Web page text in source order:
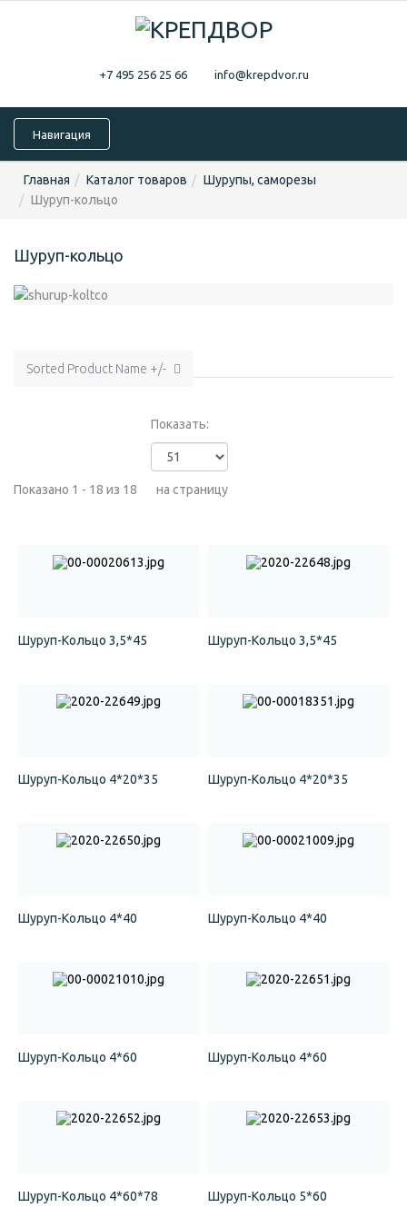
+7 495 256 25 66 info@krepdvor.ru
Навигация
Главная Каталог товаров
Шурупы, саморезы
Шуруп-кольцо
Шуруп-кольцо
Sorted Product Name +/-
Показано 1 - 18 из 18
Показать:
на страницу
Шуруп-Кольцо 3,5*45 Шуруп-Кольцо 3,5*45
Шуруп-Кольцо 4*20*35 Шуруп-Кольцо 4*20*35
Шуруп-Кольцо 4*40 Шуруп-Кольцо 4*40
Шуруп-Кольцо 4*60 Шуруп-Кольцо 4*60
Шуруп-Кольцо 4*60*78 Шуруп-Кольцо 5*60